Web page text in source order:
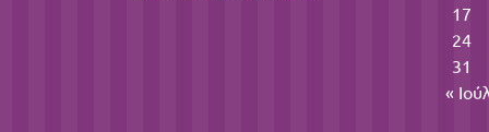
17
24
31
«